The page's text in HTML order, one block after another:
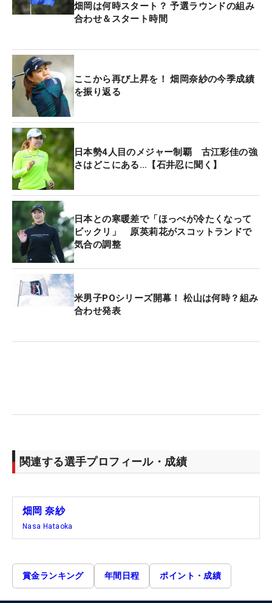
畑岡は何時スタート？ 予選ラウンドの組み
合わせ＆スタート時間
ここから再び上昇を！ 畑岡奈紗の今季成績
を振り返る
日本勢4人目のメジャー制覇 古江彩佳の強
さはどこにある…【石井忍に聞く】
日本との寒暖差で「ほっぺが冷たくなって
ビックリ」 原英莉花がスコットランドで
気合の調整
米男子POシリーズ開幕！ 松山は何時？組み
合わせ発表
関連する選手プロフィール・成績
畑岡 奈紗
Nasa Hataoka
賞金ランキング 年間日程 ポイント・成績